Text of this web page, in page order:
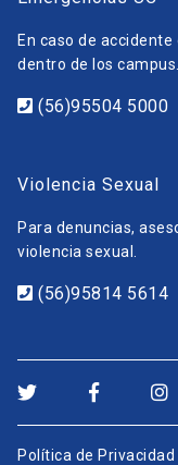
En caso de
dentro de los campus.
(56)95504 5000
Violencia Sexual
Para denuncias,
violencia sexual.
(56)95814 5614
Política de Privacidad